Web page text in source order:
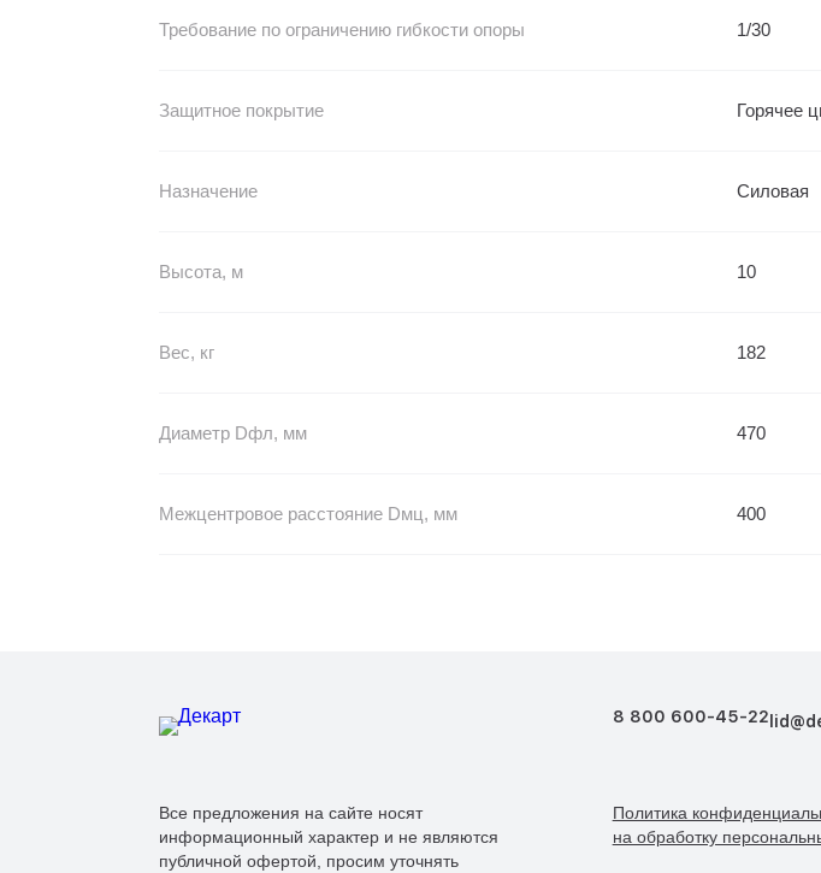
Требование по ограничению гибкости опоры 1/30
Защитное покрытие Горячее
Назначение Силовая
Высота, м 10
Вес, кг 182
Диаметр Dфл, мм 470
Межцентровое расстояние Dмц, мм 400
8 800 600-45-22
Все предложения на сайте носят
информационный характер и не являются
публичной офертой, просим уточнять
Политика
на обработку
Политикой
данных.